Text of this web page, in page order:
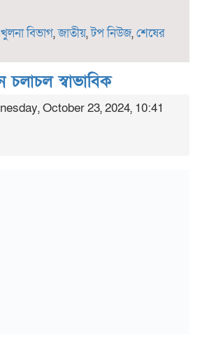
খুলনা বিভাগ,জাতীয়,টপ নিউজ,শেষের
চলাচল স্বাভাবিক
October 23, 2024, 10:41